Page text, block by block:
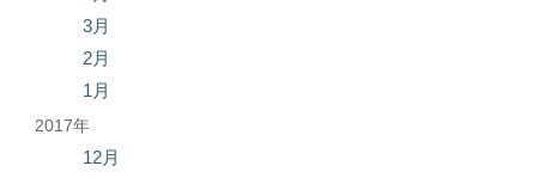
3月
2月
1月
2017年
12月